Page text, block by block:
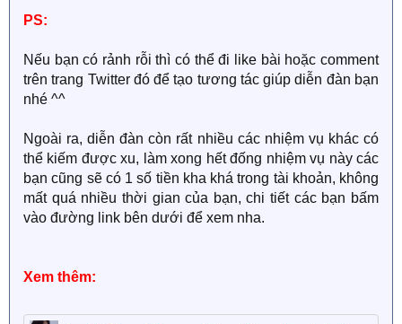
PS:
Nếu bạn có rảnh rỗi thì có thể đi like bài hoặc comment
trên trang Twitter đó để tạo tương tác giúp diễn đàn bạn
nhé ^^
Ngoài ra, diễn đàn còn rất nhiều các nhiệm vụ khác có
thể kiếm được xu, làm xong hết đống nhiệm vụ này các
bạn cũng sẽ có 1 số tiền kha khá trong tài khoản, không
mất quá nhiều thời gian của bạn, chi tiết các bạn bấm
vào đường link bên dưới để xem nha.
Xem thêm: